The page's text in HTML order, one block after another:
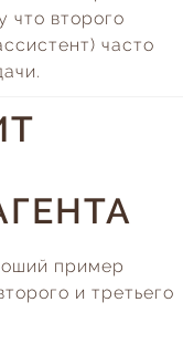
что второго
часто
пример
и третьего